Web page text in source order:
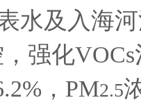
水及入海
强化VOCs
， PM2.5